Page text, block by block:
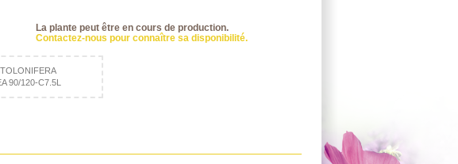
La plante peut être en cours de production.
Contactez-nous pour connaître sa disponibilité.
90/120-C7.5L